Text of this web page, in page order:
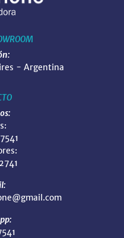
- Argentina